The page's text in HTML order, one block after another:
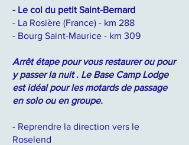
- Le col du petit Saint-Bernard
- La Rosière (France) - km 288
- Bourg Saint-Maurice - km 309
Arrêt étape pour vous restaurer ou pour
y passer la nuit . Le Base Camp Lodge
est idéal pour lesmotards de passage
en solo ou en groupe.
- Reprendre la direction vers le
Roselend